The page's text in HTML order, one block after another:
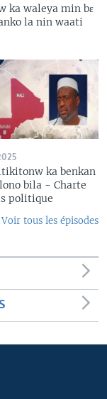
ka waleya min bɛ
la nin waati
ka benkan
bila - Charte
politique
Voir tous les épisodes